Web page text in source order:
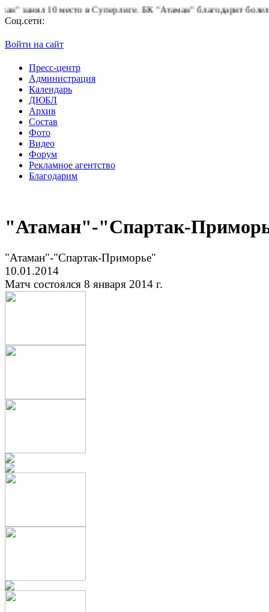
10 место в Суперлиге.БК "Атаман" благодарит болельщиков
Соц.сети:
Войти на сайт
Пресс-центр
Администрация
Календарь
ДЮБЛ
Архив
Состав
Фото
Видео
Форум
Рекламное агентство
Благодарим
"Атаман"-"Спартак-
"Атаман"-"Спартак-Приморье"
10.01.2014
Матч состоялся 8 января 2014 г.